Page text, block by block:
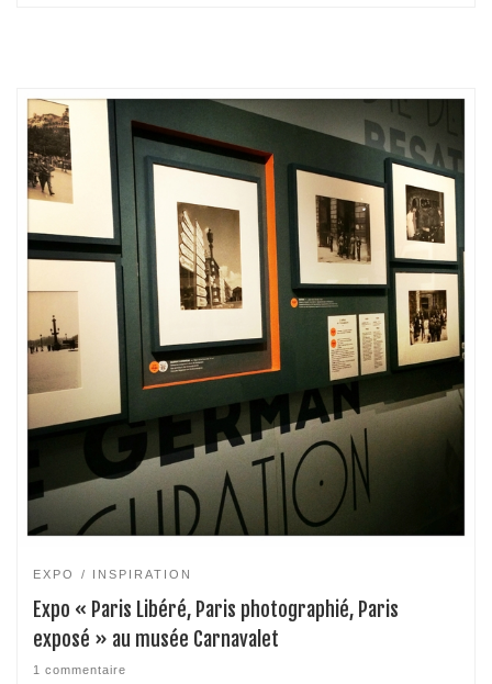
EXPO INSPIRATION
Expo « Paris Libéré, Paris photographié, Paris
exposé » au musée Carnavalet
1 commentaire